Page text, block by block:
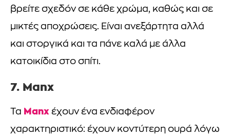
βρείτε σχεδόν σε κάθε χρώμα, καθώς και σε
μικτές αποχρώσεις. Είναι ανεξάρτητα αλλά
και στοργικά και τα πάνε καλά με άλλα
κατοικίδια στο σπίτι.
7. Manx
Τα Manx έχουν ένα ενδιαφέρον
χαρακτηριστικό: έχουν κοντύτερη ουρά λόγω